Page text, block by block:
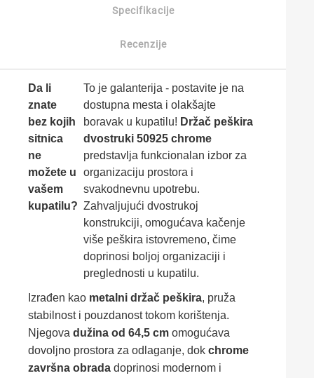
Specifikacije
Recenzije
Da li
znate
bez kojih
sitnica
ne
možete u
vašem
kupatilu?
To je galanterija - postavite je na
dostupna mesta i olakšajte
boravak u kupatilu! Držač peškira
dvostruki 50925 chrome
predstavlja funkcionalan izbor za
organizaciju prostora i
svakodnevnu upotrebu.
Zahvaljujući dvostrukoj
konstrukciji, omogućava kačenje
više peškira istovremeno, čime
doprinosi boljoj organizaciji i
preglednosti u kupatilu.
Izrađen kao metalni držač peškira, pruža
stabilnost i pouzdanost tokom korištenja.
Njegova dužina od 64,5 cm omogućava
dovoljno prostora za odlaganje, dok chrome
završna obrada doprinosi modernom i